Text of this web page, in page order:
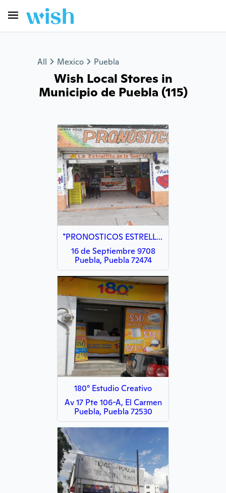
All Mexico Puebla
Wish Local Stores in
Municipio de Puebla (115)
*PRONOSTICOS ESTRELLITA DE LA SUERTE*
16 de Septiembre 9708
Puebla, Puebla 72474
180° Estudio Creativo
Av 17 Pte 106-A, El Carmen
Puebla, Puebla 72530